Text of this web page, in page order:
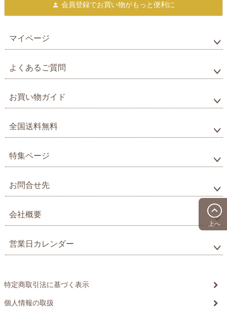
上へ
会員登録でお買い物がもっと便利に
マイページ
よくあるご質問
お買い物ガイド
全国送料無料
特集ページ
お問合せ先
会社概要
営業日カレンダー
特定商取引法に基づく表示
個人情報の取扱